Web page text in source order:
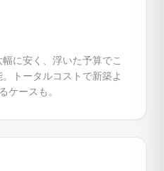
に安く、浮いた予算でこ
トータルコストで新築よ
ケースも。